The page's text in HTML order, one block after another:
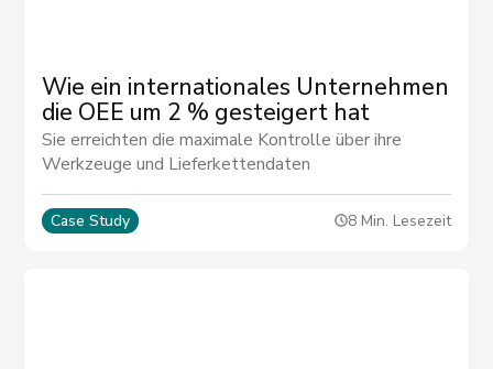
Wie ein internationales Unternehmen
die OEE um 2 % gesteigert hat
Sie erreichten die maximale Kontrolle über ihre
Werkzeuge und Lieferkettendaten
Case Study 8 Min. Lesezeit